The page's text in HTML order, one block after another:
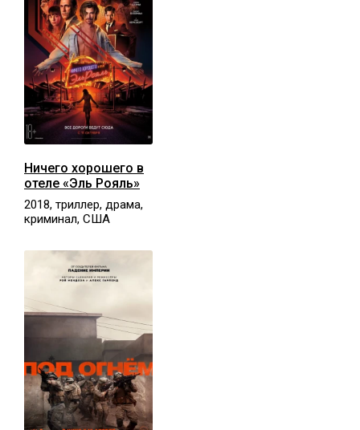
Ничего хорошего в
отеле «Эль Рояль»
2018, триллер, драма,
криминал, США